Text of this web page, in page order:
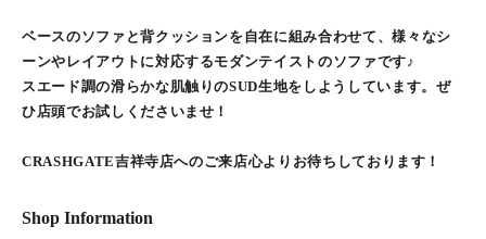
ベースのソファと背クッションを自在に組み合わせて、様々なシ
ーンやレイアウトに対応するモダンテイストのソファです♪
スエード調の滑らかな肌触りのSUD生地をしようしています。ぜ
ひ店頭でお試しくださいませ！
CRASHGATE吉祥寺店へのご来店心よりお待ちしております！
Shop Information